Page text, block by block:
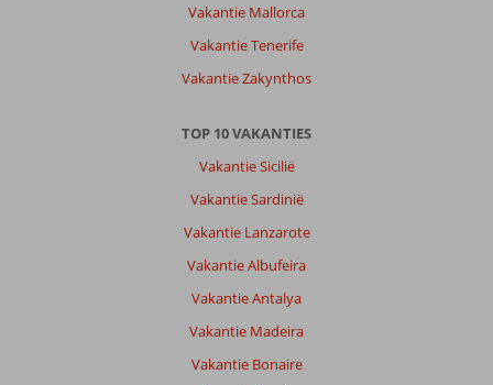
Vakantie Mallorca
Vakantie Tenerife
Vakantie Zakynthos
TOP 10 VAKANTIES
Vakantie Sicilië
Vakantie Sardinië
Vakantie Lanzarote
Vakantie Albufeira
Vakantie Antalya
Vakantie Madeira
Vakantie Bonaire